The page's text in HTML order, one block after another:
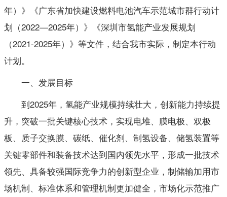
年）》《广东省加快建设燃料电池汽车示范城市群行动计
划（2022—2025年）》《深圳市氢能产业发展规划
（2021-2025年）》等文件，结合我市实际，制定本行动
计划。
一、发展目标
到2025年，氢能产业规模持续壮大，创新能力持续提
升，突破一批关键核心技术，实现电堆、膜电极、双极
板、质子交换膜、碳纸、催化剂、制氢设备、储氢装置等
关键零部件和装备技术达到国内领先水平，形成一批技术
领先、具备较强国际竞争力的创新型企业，制储输加用市
场机制、标准体系和管理机制更加健全，市场化示范推广